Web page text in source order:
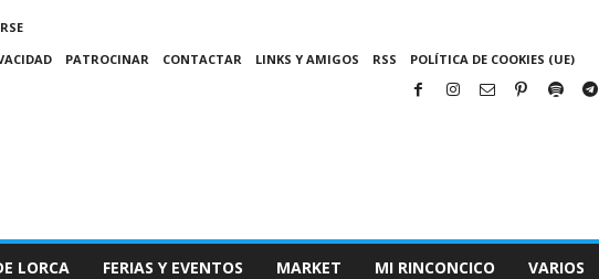
PATROCINAR CONTACTAR LINKS Y AMIGOS RSS POLÍTICA DE COOKIES (UE)
LORCA FERIAS Y EVENTOS MARKET MI RINCONCICO VARIOS